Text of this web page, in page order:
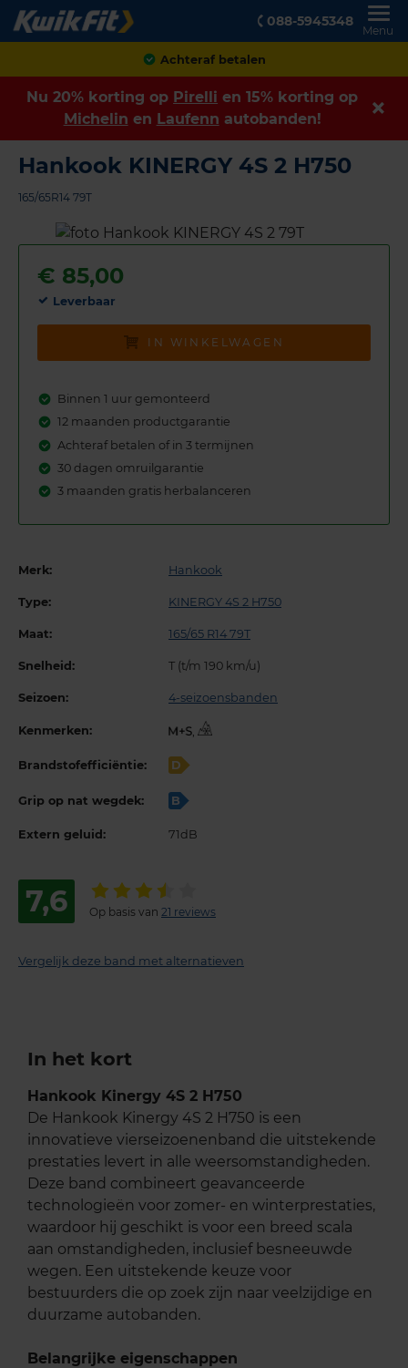
088-5945348
Menu
Achteraf betalen
Nu 20% korting op Pirelli en 15% korting op
Michelin en Laufenn autobanden!
Hankook KINERGY 4S 2 H750
165/65R14 79T
€ 85,00
Leverbaar
IN WINKELWAGEN
Binnen 1 uur gemonteerd
12 maanden productgarantie
Achteraf betalen of in 3 termijnen
30 dagen omruilgarantie
3 maanden gratis herbalanceren
Merk: Hankook
Type: KINERGY 4S 2 H750
Maat: 165/65 R14 79T
Snelheid: T (t/m 190 km/u)
Seizoen: 4-seizoensbanden
Kenmerken: ,
Brandstofefficiëntie: D
Grip op nat wegdek: B
Extern geluid: 71dB
7,6 Op basis van 21 reviews
Vergelijk deze band met alternatieven
In het kort
Hankook Kinergy 4S 2 H750
De Hankook Kinergy 4S 2 H750 is een
innovatieve vierseizoenenband die uitstekende
prestaties levert in alle weersomstandigheden.
Deze band combineert geavanceerde
technologieën voor zomer- en winterprestaties,
waardoor hij geschikt is voor een breed scala
aan omstandigheden, inclusief besneeuwde
wegen. Een uitstekende keuze voor
bestuurders die op zoek zijn naar veelzijdige en
duurzame autobanden.
Belangrijke eigenschappen